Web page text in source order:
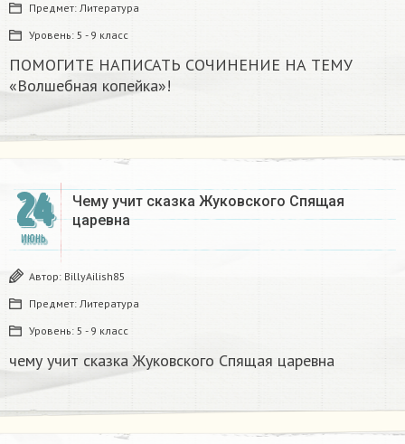
Предмет: Литература
Уровень: 5 - 9 класс
ПОМОГИТЕ НАПИСАТЬ СОЧИНЕНИЕ НА ТЕМУ
«Волшебная копейка»!
24
ИЮНЬ
Чему учит сказка Жуковского Спящая
царевна​
Автор: BillyAilish85
Предмет: Литература
Уровень: 5 - 9 класс
чему учит сказка Жуковского Спящая царевна​